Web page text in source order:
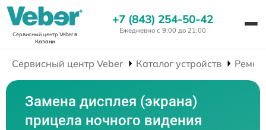
Сервисный центр Veberв
Казани
+7 (843) 254-50-42
Ежедневно с 9:00 до 21:00
Сервисный центр Veber Каталог устройств
Замена дисплея (экрана)
прицела ночного видения